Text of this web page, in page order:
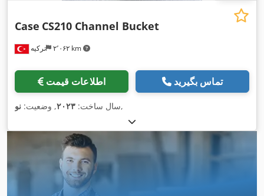
ترکیه ۲٬۰۶۲ km
Case CS210 Channel Bucket
اطلاعات قیمت تماس بگیرید
سال ساخت: ۲۰۲۳, وضعیت: نو ,